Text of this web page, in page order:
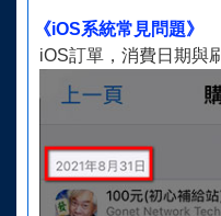
《iOS系統常見問題》
iOS訂單，消費日期與